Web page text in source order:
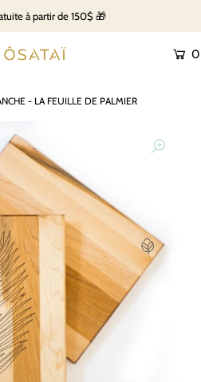
à partir de 150$ 🎁
0
- LA FEUILLE DE PALMIER